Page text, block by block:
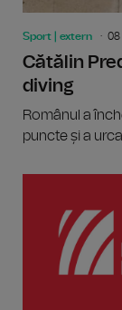
Sport | extern 08
Cătălin
diving
Românul a
puncte și a